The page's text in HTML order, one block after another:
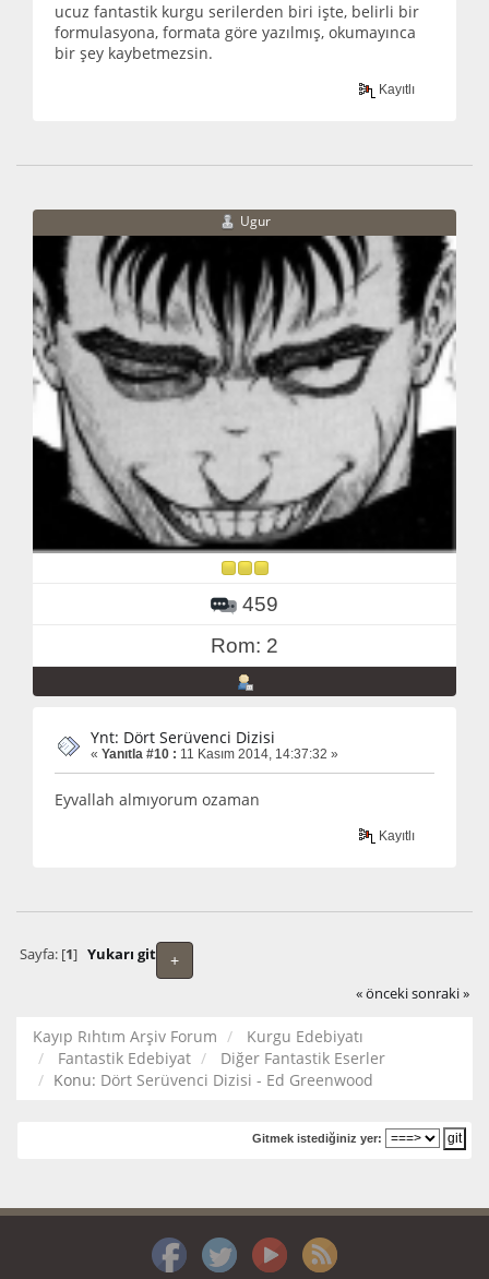
ucuz fantastik kurgu serilerden biri işte, belirli bir
formulasyona, formata göre yazılmış, okumayınca
bir şey kaybetmezsin.
Kayıtlı
Ugur
459
Rom: 2
Ynt: Dört Serüvenci Dizisi
« Yanıtla #10 : 11 Kasım 2014, 14:37:32 »
Eyvallah almıyorum ozaman
Kayıtlı
+
Sayfa: [1] Yukarı git
« önceki sonraki »
Kayıp Rıhtım Arşiv Forum
Kurgu Edebiyatı
Fantastik Edebiyat
Diğer Fantastik Eserler
Konu: Dört Serüvenci Dizisi - Ed Greenwood
Gitmek istediğiniz yer: